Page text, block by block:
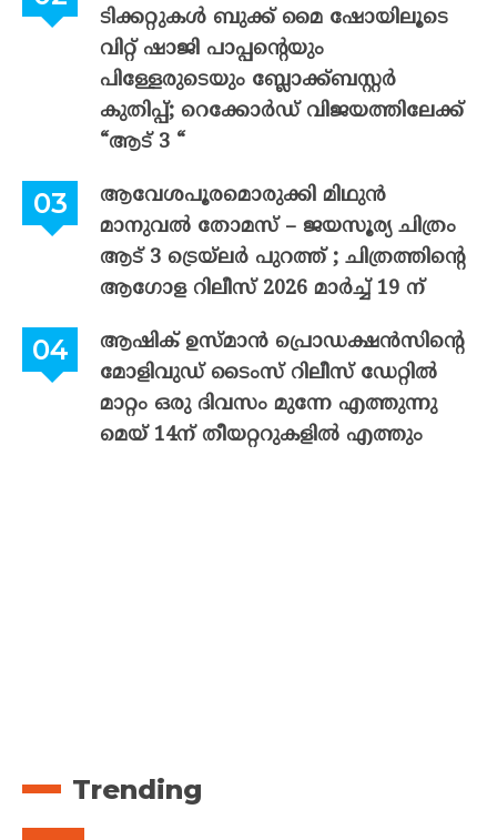
ടിക്കറ്റുകൾ ബുക്ക് മൈ ഷോയിലൂടെ
വിറ്റ് ഷാജി പാപ്പന്റെയും
പിള്ളേരുടെയും ബ്ലോക്ക്ബസ്റ്റർ
കുതിപ്പ്; റെക്കോർഡ് വിജയത്തിലേക്ക്
“ആട് 3 “
ആവേശപൂരമൊരുക്കി മിഥുൻ
മാനുവൽ തോമസ് – ജയസൂര്യ ചിത്രം
ആട് 3 ട്രെയ്‌ലർ പുറത്ത് ; ചിത്രത്തിന്റെ
ആഗോള റിലീസ് 2026 മാർച്ച് 19 ന്
ആഷിക് ഉസ്മാൻ പ്രൊഡക്ഷൻസിന്റെ
മോളിവുഡ് ടൈംസ് റിലീസ് ഡേറ്റിൽ
മാറ്റം ഒരു ദിവസം മുന്നേ എത്തുന്നു
മെയ് 14ന് തീയറ്ററുകളിൽ എത്തും
Trending